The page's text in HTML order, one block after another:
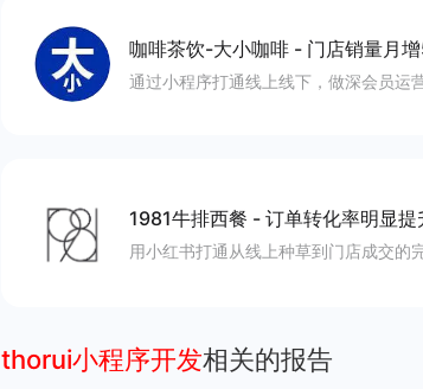
咖啡茶饮-大小咖啡 - 门店销量月
通过小程序打通线上线下，做深会员运
1981牛排西餐 - 订单转化率明显提
用小红书打通从线上种草到门店成交的
thorui小程序开发相关的报告